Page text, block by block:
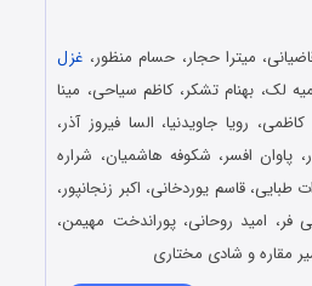
میترا حجار، حسام منظور، غزل
لک، بهنام تشکر، کاظم سیاحی، مینا
رویا جاویدنیا، السا فیروز آذر،
پاوان افسر، شکوفه هاشمیان، شراره
طبایی، قاسم یوردخانی، اکبر زنجانپور،
فر، امید روحانی، پوراندخت مهیمن،
مقاره و شادی مختاری